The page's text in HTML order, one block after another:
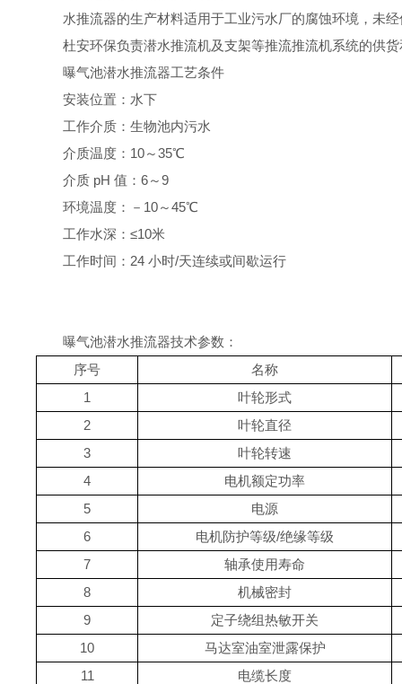
水推流器的生产材料适用于工业污水厂的腐蚀环境，未
杜安环保负责潜水推流机及支架等推流推流机系统的供
曝气池潜水推流器工艺条件
安装位置：水下
工作介质：生物池内污水
介质温度： 10～35℃
介质 pH 值： 6～9
环境温度：－ 10～45℃
工作水深：≤10米
工作时间： 24 小时/天连续或间歇运行
曝气池潜水推流器技术参数：
序号
名称
1
叶轮形式
2
叶轮直径
3
叶轮转速
4
电机额定功率
5
电源
6
电机防护等级/绝缘等级
7
轴承使用寿命
8
机械密封
9
定子绕组热敏开关
10
马达室油室泄露保护
11
电缆长度